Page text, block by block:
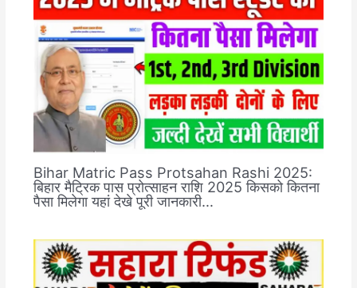
Bihar Matric Pass Protsahan Rashi 2025:
बिहार मैट्रिक पास प्रोत्साहन राशि 2025 किसको कितना
पैसा मिलेगा यहां देखे पूरी जानकारी…